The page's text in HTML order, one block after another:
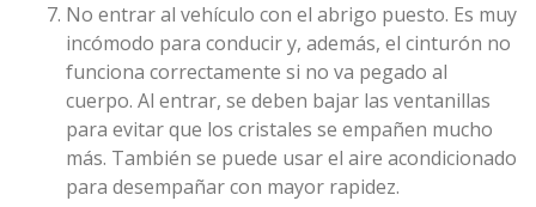
No entrar al vehículo con el abrigo puesto. Es muy
incómodo para conducir y, además, el cinturón no
funciona correctamente si no va pegado al
cuerpo. Al entrar, se deben bajar las ventanillas
para evitar que los cristales se empañen mucho
más. También se puede usar el aire acondicionado
para desempañar con mayor rapidez.